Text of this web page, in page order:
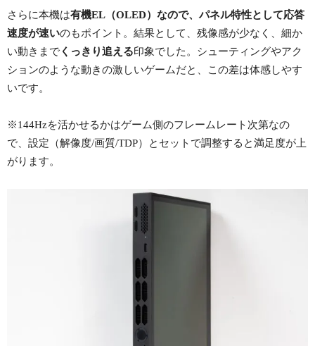
さらに本機は有機EL（OLED）なので、パネル特性として応答
速度が速いのもポイント。結果として、残像感が少なく、細か
い動きまで くっきり追える印象でした。シューティングやアク
ションのような動きの激しいゲームだと、この差は体感しやす
いです。
※144Hzを活かせるかはゲーム側のフレームレート次第なの
で、設定（解像度/画質/TDP）とセットで調整すると満足度が上
がります。